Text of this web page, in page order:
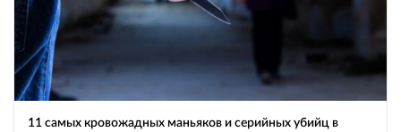
11 самых кровожадных маньяков и серийных убийц в